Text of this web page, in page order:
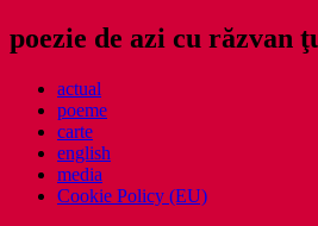
poezie de azi cu răzvan
actual
poeme
carte
english
media
Cookie Policy (EU)